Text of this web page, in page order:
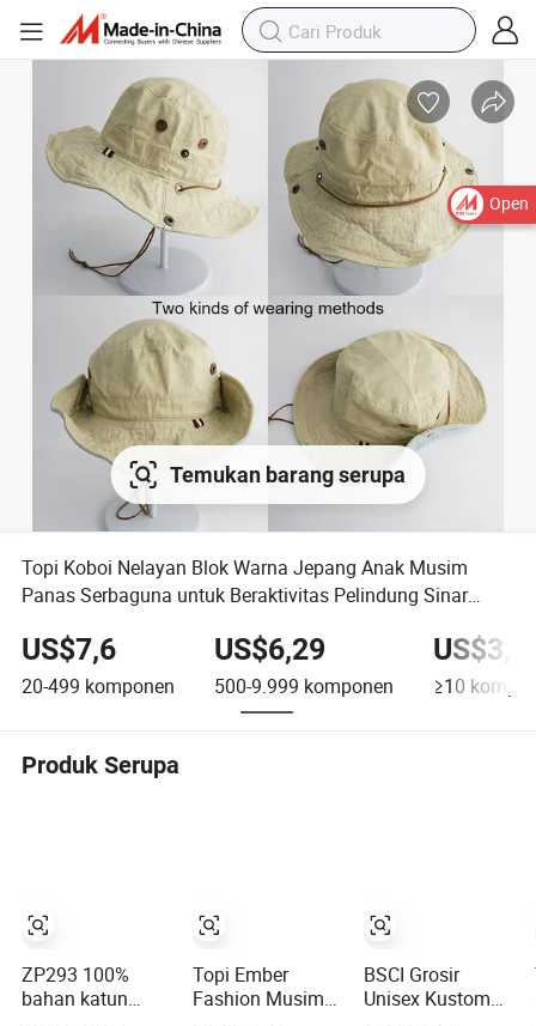
Open
Temukan barang serupa
Topi Koboi Nelayan Blok Warna Jepang Anak Musim
Panas Serbaguna untuk Beraktivitas Pelindung Sinar
US$7,6
20-499 komponen
US$6,29
500-9.999 komponen ≥10
Produk Serupa
ZP293 100%
bahan katun
Topi Ember
Fashion Musim
BSCI Grosir
Unisex Kustom